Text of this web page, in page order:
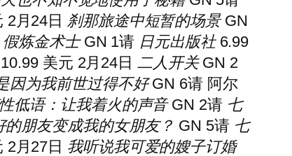
月24日 刹那旅途中短暂的场景GN
假炼金术士GN 1请 日元出版社6.99
美元 2月24日 二人开关GN 2
因为我前世过得不好GN 6请阿尔
低语：让我着火的声音GN 2请 七
的朋友变成我的女朋友？ GN 5请 七
2月27日 我听说我可爱的嫂子订婚